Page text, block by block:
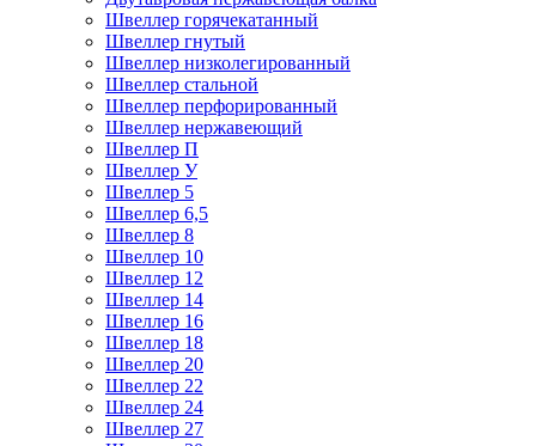
Швеллер горячекатанный
Швеллер гнутый
Швеллер низколегированный
Швеллер стальной
Швеллер перфорированный
Швеллер нержавеющий
Швеллер П
Швеллер У
Швеллер 5
Швеллер 6,5
Швеллер 8
Швеллер 10
Швеллер 12
Швеллер 14
Швеллер 16
Швеллер 18
Швеллер 20
Швеллер 22
Швеллер 24
Швеллер 27